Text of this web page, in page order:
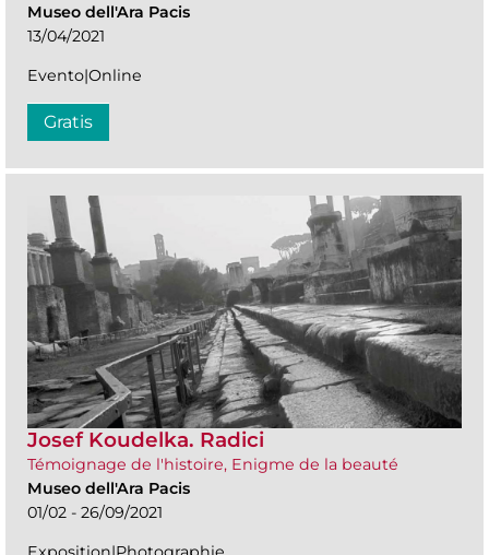
Museo dell'Ara Pacis
13/04/2021
Evento|Online
Gratis
Josef Koudelka. Radici
Témoignage de l'histoire, Enigme de la beauté
Museo dell'Ara Pacis
01/02 - 26/09/2021